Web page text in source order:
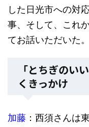
した日光市への対
事、そして、これ
てお話いただいた。
「とちぎのい
くきっかけ
加藤 ：西須さんは